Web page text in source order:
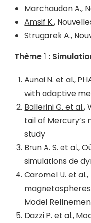
Marchaudon A.,
Amsif K.,
Strugarek A.,
Thème 1 :
Aunai N. et al.,
with adaptive
Ballerini G. et al.,
tail of Mercury’s
study
Brun A. S. et al.,
simulations de
Caromel U. et al.,
Model
Dazzi P. et al.,